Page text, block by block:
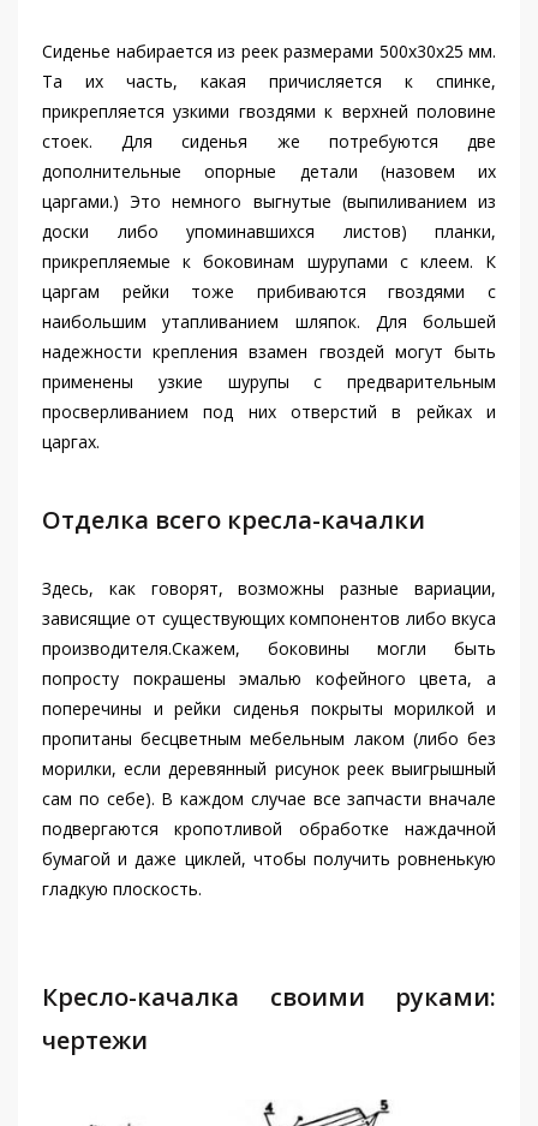
Сиденье набирается из реек размерами 500x30x25 мм.
Та их часть, какая причисляется к спинке,
прикрепляется узкими гвоздями к верхней половине
стоек. Для сиденья же потребуются две
дополнительные опорные детали (назовем их
царгами.) Это немного выгнутые (выпиливанием из
доски либо упоминавшихся листов) планки,
прикрепляемые к боковинам шурупами с клеем. К
царгам рейки тоже прибиваются гвоздями с
наибольшим утапливанием шляпок. Для большей
надежности крепления взамен гвоздей могут быть
применены узкие шурупы с предварительным
просверливанием под них отверстий в рейках и
царгах.
Отделка всего кресла-качалки
Здесь, как говорят, возможны разные вариации,
зависящие от существующих компонентов либо вкуса
производителя.Скажем, боковины могли быть
попросту покрашены эмалью кофейного цвета, а
поперечины и рейки сиденья покрыты морилкой и
пропитаны бесцветным мебельным лаком (либо без
морилки, если деревянный рисунок реек выигрышный
сам по себе). В каждом случае все запчасти вначале
подвергаются кропотливой обработке наждачной
бумагой и даже циклей, чтобы получить ровненькую
гладкую плоскость.
Кресло-качалка своими руками:
чертежи